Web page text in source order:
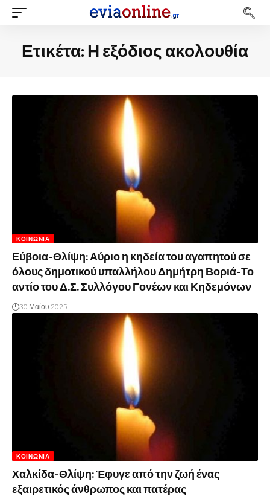
Ετικέτα: Η εξόδιος ακολουθία
ΚΟΙΝΩΝΊΑ
Εύβοια-Θλίψη: Αύριο η κηδεία του αγαπητού σε
όλους δημοτικού υπαλλήλου Δημήτρη Βοριά-Το
αντίο του Δ.Σ. Συλλόγου Γονέων και Κηδεμόνων
30 Μαΐου 2025
ΚΟΙΝΩΝΊΑ
Χαλκίδα-Θλίψη: Έφυγε από την ζωή ένας
εξαιρετικός άνθρωπος και πατέρας